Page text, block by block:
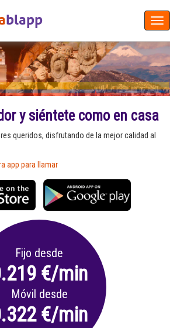
blapp
y siéntete como en casa
queridos, disfrutando de la mejor calidad al
app para llamar
Fijo desde
€/min
Móvil desde
€/min